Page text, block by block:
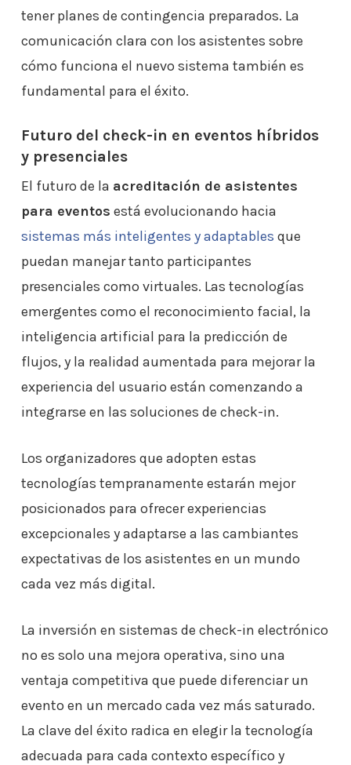
tener planes de contingencia preparados. La
comunicación clara con los asistentes sobre
cómo funciona el nuevo sistema también es
fundamental para el éxito.
Futuro del check-in en eventos híbridos
y presenciales
El futuro de la acreditación de asistentes
para eventos está evolucionando hacia
sistemas más inteligentes y adaptables que
puedan manejar tanto participantes
presenciales como virtuales. Las tecnologías
emergentes como el reconocimiento facial, la
inteligencia artificial para la predicción de
flujos, y la realidad aumentada para mejorar la
experiencia del usuario están comenzando a
integrarse en las soluciones de check-in.
Los organizadores que adopten estas
tecnologías tempranamente estarán mejor
posicionados para ofrecer experiencias
excepcionales y adaptarse a las cambiantes
expectativas de los asistentes en un mundo
cada vez más digital.
La inversión en sistemas de check-in electrónico
no es solo una mejora operativa, sino una
ventaja competitiva que puede diferenciar un
evento en un mercado cada vez más saturado.
La clave del éxito radica en elegir la tecnología
adecuada para cada contexto específico y